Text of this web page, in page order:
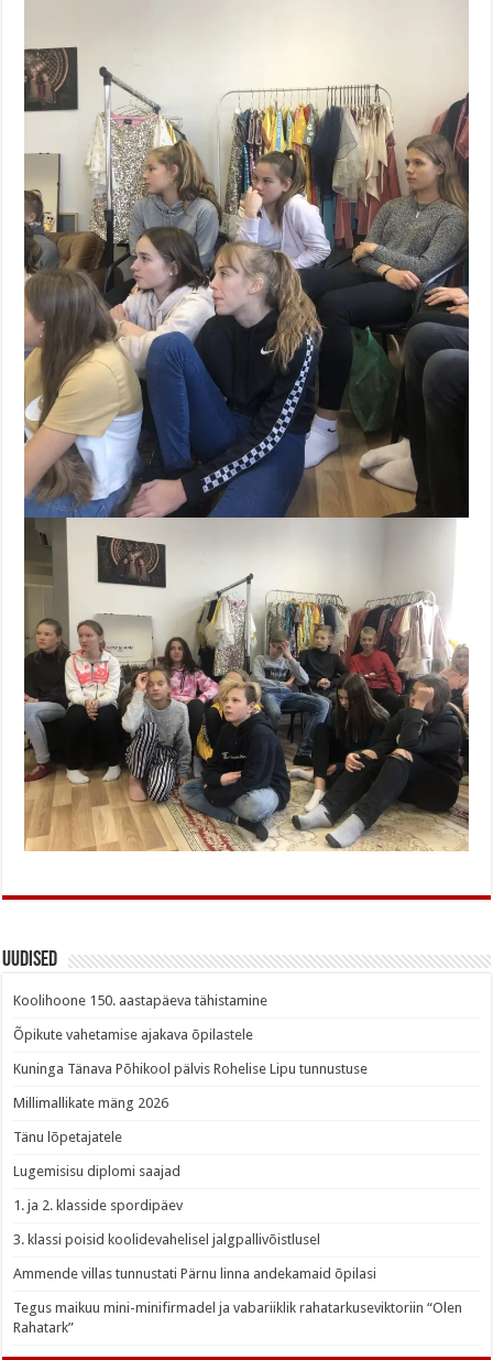
Uudised
Koolihoone 150. aastapäeva tähistamine
Õpikute vahetamise ajakava õpilastele
Kuninga Tänava Põhikool pälvis Rohelise Lipu tunnustuse
Millimallikate mäng 2026
Tänu lõpetajatele
Lugemisisu diplomi saajad
1. ja 2. klasside spordipäev
3. klassi poisid koolidevahelisel jalgpallivõistlusel
Ammende villas tunnustati Pärnu linna andekamaid õpilasi
Tegus maikuu mini-minifirmadel ja vabariiklik rahatarkuseviktoriin “Olen
Rahatark”